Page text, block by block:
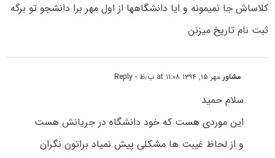
کلاساش جا نمیمونه و ایا دانشگاهها از اول مهر برا دانشجو تو برگه
ثبت نام تاریخ میزنن
مشاورمهر ۱۵, ۱۳۹۴ at ۱۱:۰۸ ب٫ظ - Reply
سلام حمید
این موردی هست که خود دانشگاه در جریانش هست
و از لحاظ غیبت ها مشکلی پیش نمیاد براتون نگران